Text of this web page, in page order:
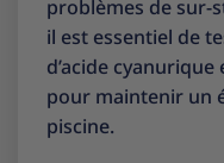
problèmes de sur-
il est essentiel de
d’acide cyanurique
pour maintenir un
piscine.